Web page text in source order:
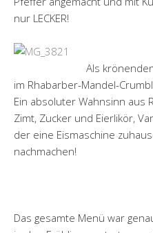
nur LECKER!
Als
im Rhabarber-Mandel-
Ein absoluter Wahnsinn aus
Zimt, Zucker und Eierlikör,
der eine Eismaschine
nachmachen!
Das gesamte Menü war